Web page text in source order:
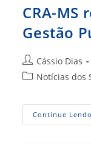
CRA-MS
Gestão
Autor
do
Cássio Dias
Categoria
post:
Notícias dos
Continue Lendo